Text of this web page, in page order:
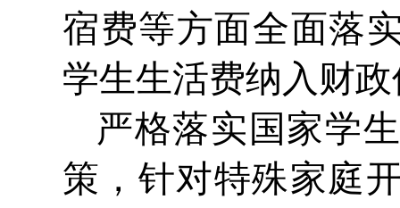
宿费等方面全面落
学生生活费纳入财
严格落实国家学
策，针对特殊家庭